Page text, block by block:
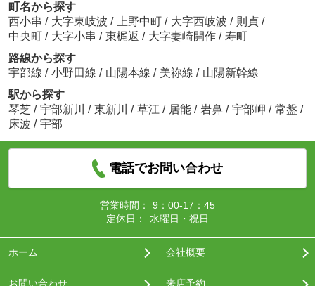
町名から探す
西小串 / 大字東岐波 / 上野中町 / 大字西岐波 / 則貞 /
中央町 / 大字小串 / 東梶返 / 大字妻崎開作 / 寿町
路線から探す
宇部線 / 小野田線 / 山陽本線 / 美祢線 / 山陽新幹線
駅から探す
琴芝 / 宇部新川 / 東新川 / 草江 / 居能 / 岩鼻 / 宇部岬 / 常盤 /
床波 / 宇部
電話でお問い合わせ
営業時間：
9：00-17：45
定休日：
水曜日・祝日
ホーム 会社概要
お問い合わせ 来店予約